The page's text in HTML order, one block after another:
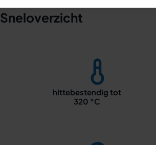
Sneloverzicht
hittebestendig tot
320 °C